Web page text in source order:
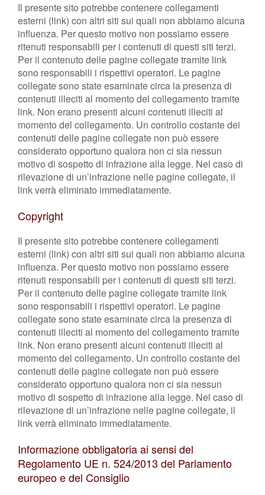
Il presente sito potrebbe contenere collegamenti
esterni (link) con altri siti sui quali non abbiamo alcuna
influenza. Per questo motivo non possiamo essere
ritenuti responsabili per i contenuti di questi siti terzi.
Per il contenuto delle pagine collegate tramite link
sono responsabili i rispettivi operatori. Le pagine
collegate sono state esaminate circa la presenza di
contenuti illeciti al momento del collegamento tramite
link. Non erano presenti alcuni contenuti illeciti al
momento del collegamento. Un controllo costante dei
contenuti delle pagine collegate non può essere
considerato opportuno qualora non ci sia nessun
motivo di sospetto di infrazione alla legge. Nel caso di
rilevazione di un’infrazione nelle pagine collegate, il
link verrà eliminato immediatamente.
Copyright
Il presente sito potrebbe contenere collegamenti
esterni (link) con altri siti sui quali non abbiamo alcuna
influenza. Per questo motivo non possiamo essere
ritenuti responsabili per i contenuti di questi siti terzi.
Per il contenuto delle pagine collegate tramite link
sono responsabili i rispettivi operatori. Le pagine
collegate sono state esaminate circa la presenza di
contenuti illeciti al momento del collegamento tramite
link. Non erano presenti alcuni contenuti illeciti al
momento del collegamento. Un controllo costante dei
contenuti delle pagine collegate non può essere
considerato opportuno qualora non ci sia nessun
motivo di sospetto di infrazione alla legge. Nel caso di
rilevazione di un’infrazione nelle pagine collegate, il
link verrà eliminato immediatamente.
Informazione obbligatoria ai sensi del
Regolamento UE n. 524/2013 del Parlamento
europeo e del Consiglio